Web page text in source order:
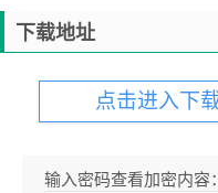
下载地址
点击进入下
输入密码查看加密内容：